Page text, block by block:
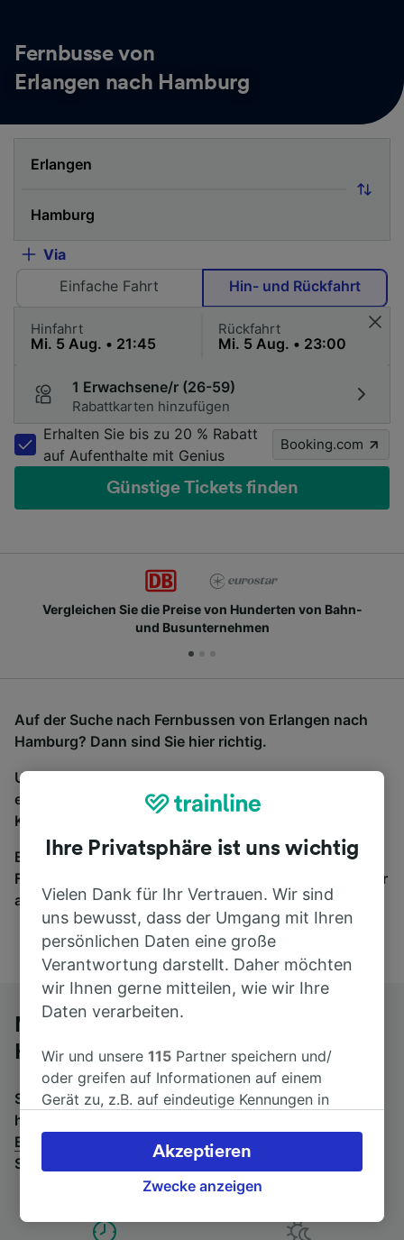
Fernbusse von
Erlangen nach Hamburg
Via
Einfache Fahrt
Hin- und Rückfahrt
Hinfahrt Rückfahrt
1 Erwachsene/r (26-59)
Rabattkarten hinzufügen
Erhalten Sie bis zu 20 % Rabatt
auf Aufenthalte mit Genius
Booking.com
Günstige Tickets finden
Vergleichen Sie die Preise von Hunderten von Bahn-
und Busunternehmen
Auf der Suche nach Fernbussen von Erlangen nach
Hamburg? Dann sind Sie hier richtig.
Um Bustickets zu finden, starten Sie einfach oben
eine Suche und wir vergleichen Fahrtzeiten und
Kosten für Bahn- und Busreisen miteinander.
Egal, wohin die Reise geht – starten Sie mit uns.
Finden Sie hier Fahrkarten für Verbindungen von mehr
als 170 Bahn- und Busunternehmen.
Mit dem Fernbus von Erlangen nach
Hamburg
Suchen Sie nach einem Rückfahrtticket? Dann bitte
hier entlang:
Erlangen
Wenn Sie lieber mit dem Zug fahren, prüfen
Sie die
Züge von Erlangen bis Hamburg
Ihre Privatsphäre ist uns wichtig
Vielen Dank für Ihr Vertrauen. Wir sind
uns bewusst, dass der Umgang mit Ihren
persönlichen Daten eine große
Verantwortung darstellt. Daher möchten
wir Ihnen gerne mitteilen, wie wir Ihre
Daten verarbeiten.
Wir und unsere115 Partner speichern und/
oder greifen auf Informationen auf einem
Gerät zu, z.B. auf eindeutige Kennungen in
verarbeiten. Sie können Ihre Präferenzen
akzeptieren oder verwalten, einschließlich
Ihres Widerspruchsrechts bei berechtigtem
besuchen Sie jederzeit die Seite der
Zwecke anzeigen
Akzeptieren